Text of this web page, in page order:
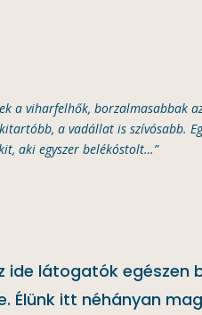
a viharfelhők, borzalmasabbak
a vadállat is szívósabb.
aki egyszer belékóstolt…”
ide látogatók
Élünk itt néhányan